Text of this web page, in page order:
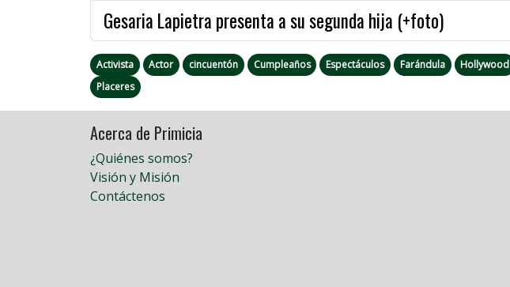
Gesaria Lapietra presenta a su segunda hija (+foto)
Activista Actor cincuentón Cumpleaños Espectáculos Farándula Hollywood
Placeres
Acerca de Primicia
¿Quiénes somos?
Visión y Misión
Contáctenos